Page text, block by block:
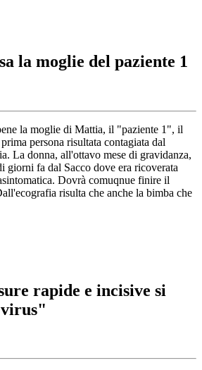
la moglie del paziente 1
la moglie di Mattia, il "paziente 1", il
persona risultata contagiata dal
La donna, all'ottavo mese di gravidanza,
giorni fa dal Sacco dove era ricoverata
Dovrà comuqnue finire il
risulta che anche la bimba che
rapide e incisive si